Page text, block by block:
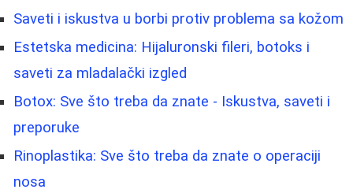
Saveti i iskustva u borbi protiv problema sa kožom
Estetska medicina: Hijaluronski fileri, botoks i
saveti za mladalački izgled
Botox: Sve što treba da znate - Iskustva, saveti i
preporuke
Rinoplastika: Sve što treba da znate o operaciji
nosa